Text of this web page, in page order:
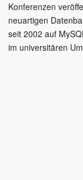
Konferenzen
neuartigen
seit 2002 auf
im universitären